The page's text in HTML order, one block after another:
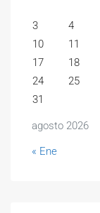
agosto 2026
3
4
10
11
17
18
24
25
31
« Ene